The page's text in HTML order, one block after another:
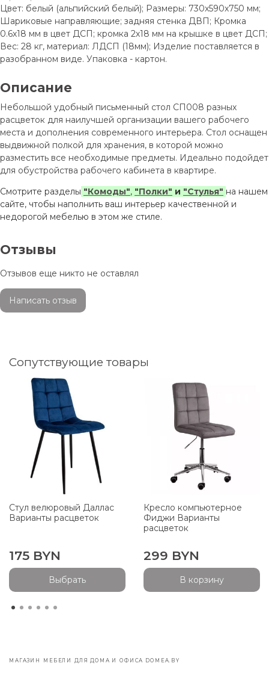
Цвет: белый (альпийский белый); Размеры: 730х590х750 мм;
Шариковые направляющие; задняя стенка ДВП; Кромка
0.6х18 мм в цвет ДСП; кромка 2х18 мм на крышке в цвет ДСП;
Вес: 28 кг, материал: ЛДСП (18мм); Изделие поставляется в
разобранном виде. Упаковка - картон.
Описание
Небольшой удобный письменный стол СП008 разных
расцветок для наилучшей организации вашего рабочего
места и дополнения современного интерьера. Стол оснащен
выдвижной полкой для хранения, в которой можно
разместить все необходимые предметы. Идеально подойдет
для обустройства рабочего кабинета в квартире.
Смотрите разделы "Комоды", "Полки" и "Стулья" на нашем
сайте, чтобы наполнить ваш интерьер качественной и
недорогой мебелью в этом же стиле.
Отзывы
Отзывов еще никто не оставлял
Написать отзыв
Сопутствующие товары
Стул велюровый Даллас
Варианты расцветок
175 BYN
Выбрать
Кресло компьютерное
Фиджи Варианты
расцветок
299 BYN
В корзину
МАГАЗИН МЕБЕЛИ ДЛЯ ДОМА И ОФИСА DOMEA.BY